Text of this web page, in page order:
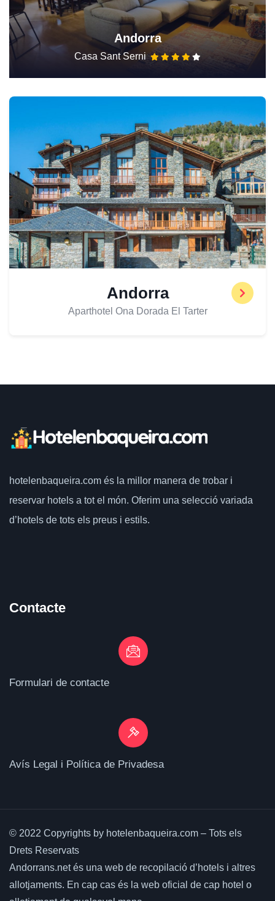
Andorra
Casa Sant Serni
Andorra
Aparthotel Ona Dorada El Tarter
hotelenbaqueira.com és la millor manera de trobar i
reservar hotels a tot el món. Oferim una selecció variada
d’hotels de tots els preus i estils.
Contacte
Formulari de contacte
Avís Legal i Política de Privadesa
© 2022 Copyrights by hotelenbaqueira.com – Tots els
Drets Reservats
Andorrans.net és una web de recopilació d’hotels i altres
allotjaments. En cap cas és la web oficial de cap hotel o